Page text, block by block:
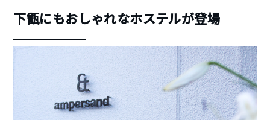
下甑にもおしゃれなホステルが登場